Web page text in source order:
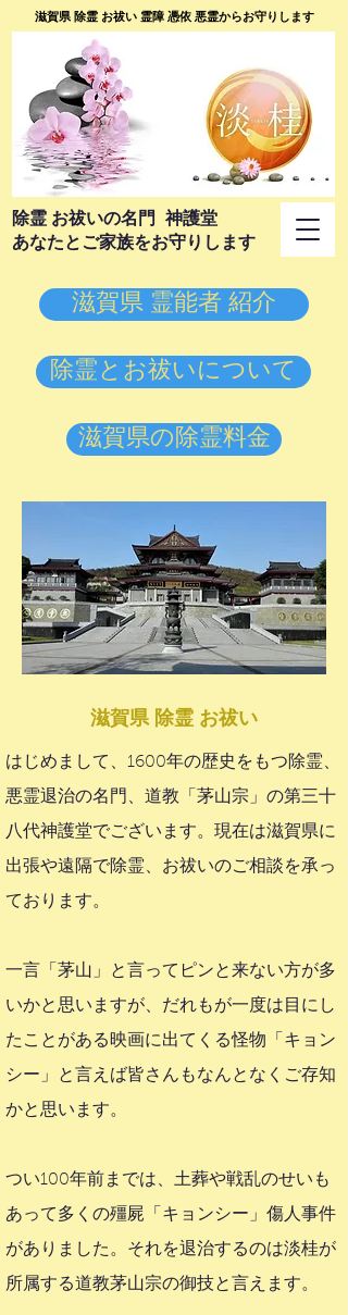
​除霊 お祓いの名門 神護堂
あなたとご家族をお守りします
滋賀県 除霊 お祓い 霊障 憑依 悪霊からお守りします
滋賀県 霊能者 紹介
除霊とお祓いについて
滋賀県の除霊料金
滋賀県 除霊 お祓い
はじめまして、1600年の歴史をもつ除霊、
悪霊退治の名門、道教「茅山宗」の第三十
八代神護堂でございます。現在は滋賀県に
出張や遠隔で除霊、お祓いのご相談を承っ
ております。
一言「茅山」と言ってピンと来ない方が多
いかと思いますが、だれもが一度は目にし
たことがある映画に出てくる怪物「キョン
シー」と言えば皆さんもなんとなくご存知
かと思います。
つい100年前までは、土葬や戦乱のせいも
あって多くの殭屍「キョンシー」傷人事件
がありました。それを退治するのは淡桂が
所属する道教茅山宗の御技と言えます。